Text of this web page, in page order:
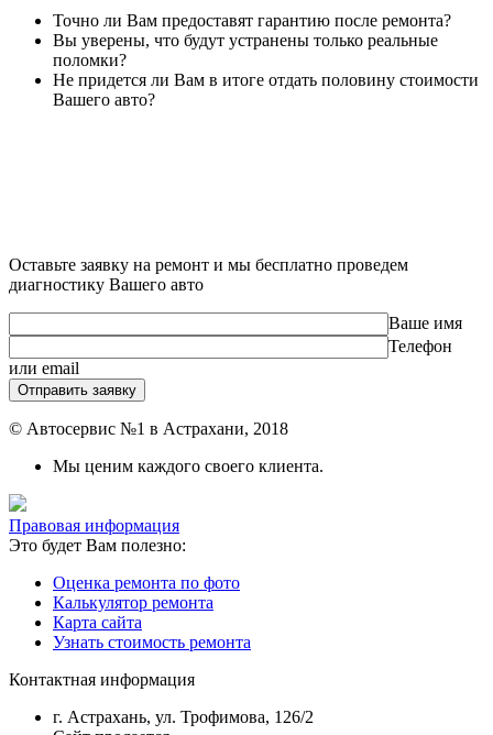
Точно ли Вам предоставят гарантию после ремонта?
Вы уверены, что будут устранены только реальные
поломки?
Не придется ли Вам в итоге отдать половину стоимости
Вашего авто?
Оставьте заявку на ремонт и мы бесплатно проведем
диагностику Вашего авто
Ваше имя
Телефон
или email
© Автосервис №1 в Астрахани, 2018
Мы ценим каждого своего клиента.
Правовая информация
Это будет Вам полезно:
Оценка ремонта по фото
Калькулятор ремонта
Карта сайта
Узнать стоимость ремонта
Контактная информация
г. Астрахань, ул. Трофимова, 126/2